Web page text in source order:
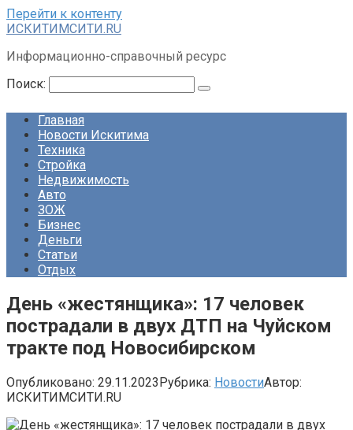
Перейти к контенту
ИСКИТИМСИТИ.RU
Информационно-справочный ресурс
Поиск:
Главная
Новости Искитима
Техника
Стройка
Недвижимость
Авто
ЗОЖ
Бизнес
Деньги
Статьи
Отдых
День «жестянщика»: 17 человек
пострадали в двух ДТП на Чуйском
тракте под Новосибирском
Опубликовано: 29.11.2023Рубрика: НовостиАвтор:
ИСКИТИМСИТИ.RU